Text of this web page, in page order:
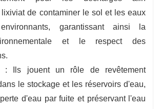
de contaminer le sol et les eaux
garantissant ainsi la
et le respect des
: Ils jouent un rôle de revêtement
le stockage et les réservoirs d'eau,
d'eau par fuite et préservant l'eau